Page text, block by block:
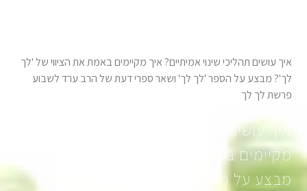
איך עושים תהליכי שינוי אמיתיים? איך מקיימים באמת את הציווי של 'לך
לך'? מבצע על הספר 'לך לך' ושאר ספרי דעת של הרב ערד לשבוע
פרשת לך לך
איך עושים תהליכי שינוי אמיתיים? איך
מקיימים באמת את הציווי של 'לך לך'?
מבצע על הספר 'לך לך' ושאר ספרי דעת